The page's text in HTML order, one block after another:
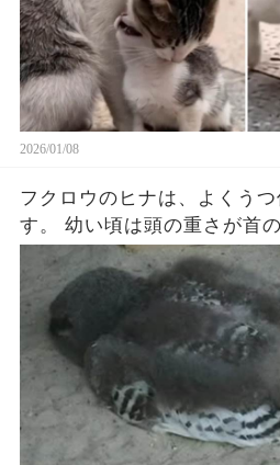
を与え、温かく抱きしめま
母猫は静かに背を向け、思
へと消えていきました。し
2026/01/08
フクロウのヒナは、よくう
す。 幼い頃は頭の重さが首
いるため、休む時には全く
す。 そのため、ヒナのフク
っすぐに止まり木に立って
を地面につけ、ぺたんと伏
っと畳み、頭をだらんと垂